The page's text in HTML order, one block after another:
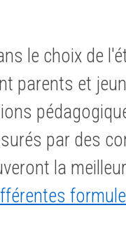
le choix de
parents et
par des
la